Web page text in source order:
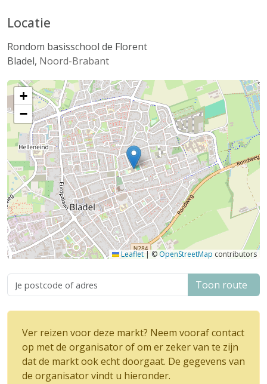
Locatie
Rondom basisschool de Florent
Bladel, Noord-Brabant
+
−
Leaflet | ©OpenStreetMap contributors
Toon route
Ver reizen voor deze markt? Neem vooraf contact
op met de organisator of om er zeker van te zijn
dat de markt ook echt doorgaat. De gegevens van
de organisator vindt u hieronder.